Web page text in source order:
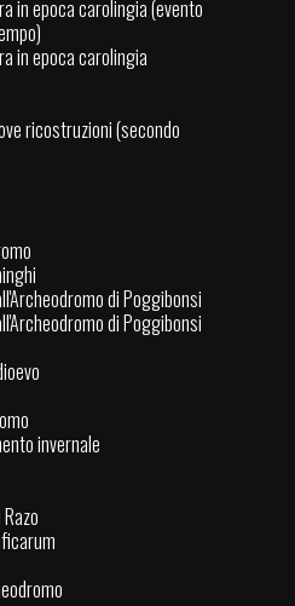
in epoca carolingia (evento
in epoca carolingia
ricostruzioni (secondo
di Poggibonsi
di Poggibonsi
invernale